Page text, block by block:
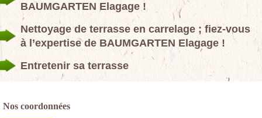
BAUMGARTEN Elagage !
Nettoyage de terrasse en carrelage ; fiez-vous
à l’expertise de BAUMGARTEN Elagage !
Entretenir sa terrasse
Nos coordonnées